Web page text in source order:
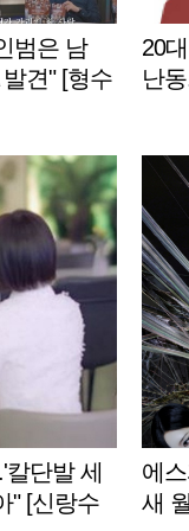
범은 남
견" [형수
20
난
칼단발 세
" [신랑수
에
새